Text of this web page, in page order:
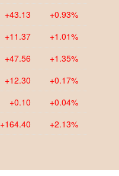
+43.13 +0.93%
+11.37 +1.01%
+47.56 +1.35%
+12.30 +0.17%
+0.10 +0.04%
+164.40 +2.13%